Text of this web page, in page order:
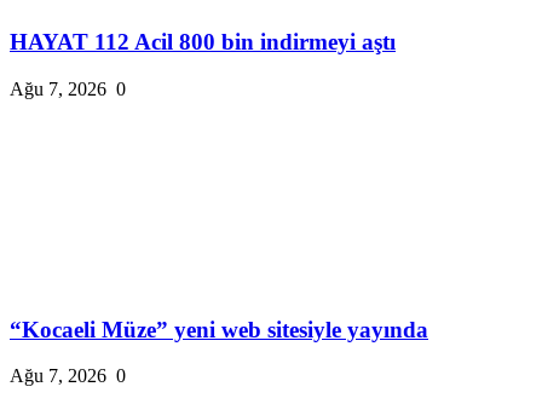
HAYAT 112 Acil 800 bin indirmeyi aştı
Ağu 7, 2026 0
“Kocaeli Müze” yeni web sitesiyle yayında
Ağu 7, 2026 0